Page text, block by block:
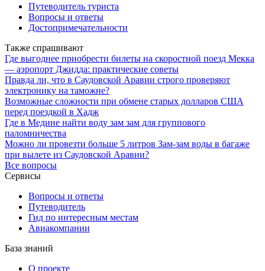
Путеводитель туриста
Вопросы и ответы
Достопримечательности
Также спрашивают
Где выгоднее приобрести билеты на скоростной поезд Мекка
— аэропорт Джидда: практические советы
Правда ли, что в Саудовской Аравии строго проверяют
электронику на таможне?
Возможные сложности при обмене старых долларов США
перед поездкой в Хадж
Где в Медине найти воду зам зам для группового
паломничества
Можно ли провезти больше 5 литров Зам-зам воды в багаже
при вылете из Саудовской Аравии?
Все вопросы
Сервисы
Вопросы и ответы
Путеводитель
Гид по интересным местам
Авиакомпании
База знаний
О проекте